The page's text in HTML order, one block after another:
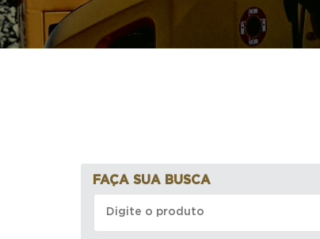
FAÇA SUA BUSCA